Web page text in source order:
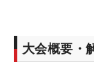
大会概要・